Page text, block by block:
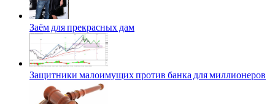
Заём для прекрасных дам
Защитники малоимущих против банка для миллионеров